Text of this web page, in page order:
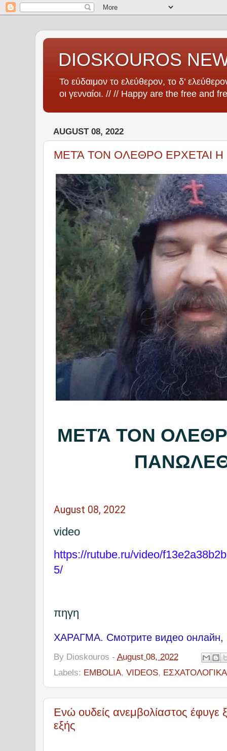
DIOSKOUROS
Το εύδαιμον το ελεύθερον, το δ’
οι γενναίοι. // // Happy are the free and
AUGUST 08, 2022
ΜΕΤΆ ΤΟΝ ΟΛΕΘΡΟ ΕΡΧΕΤΑΙ
ΜΕΤΆ ΤΟΝ
August 08, 2022
video
https://rutube.ru/video/
5/
πηγη
ΧΑΡΑΓΜΑ. Смотрите видео онлайн,
By Dioskouros - August 08, 2022
Labels: EMBOLIA, VIDEOS, ΕΣΧΑΤΟΛΟΓΙΚΑ
Ενώ ουδείς ανεμβολίαστος έφυγε
εξής